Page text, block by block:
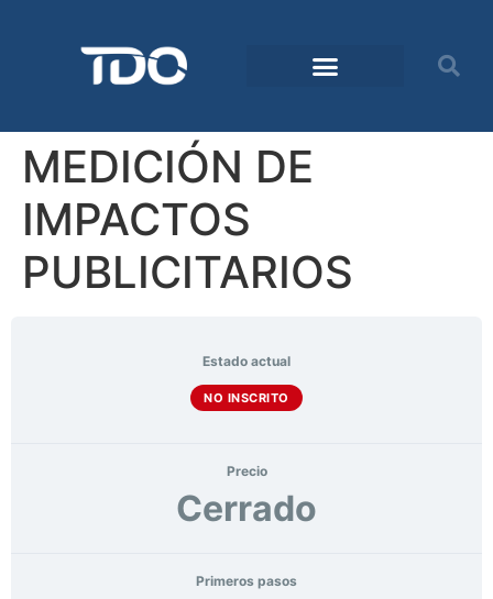
MEDICIÓN DE
IMPACTOS
PUBLICITARIOS
Estado actual
NO INSCRITO
Precio
Cerrado
Primeros pasos